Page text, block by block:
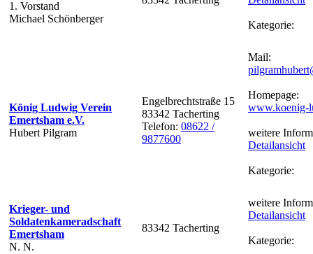
1. Vorstand
Michael Schönberger
Kategorie:
König Ludwig Verein
Emertsham e.V.
Hubert Pilgram
Engelbrechtstraße 15
83342 Tacherting
Telefon: 08622 /
9877600
Mail:
Homepage:
www.koenig-
weitere
Detailansicht
Kategorie:
Krieger- und
Soldatenkameradschaft
Emertsham
N. N.
83342 Tacherting
weitere
Detailansicht
Kategorie: